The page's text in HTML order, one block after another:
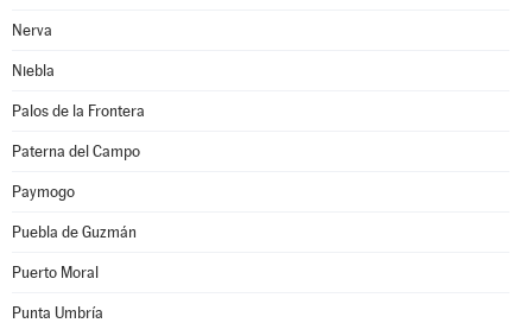
Nerva
Niebla
Palos de la Frontera
Paterna del Campo
Paymogo
Puebla de Guzmán
Puerto Moral
Punta Umbría